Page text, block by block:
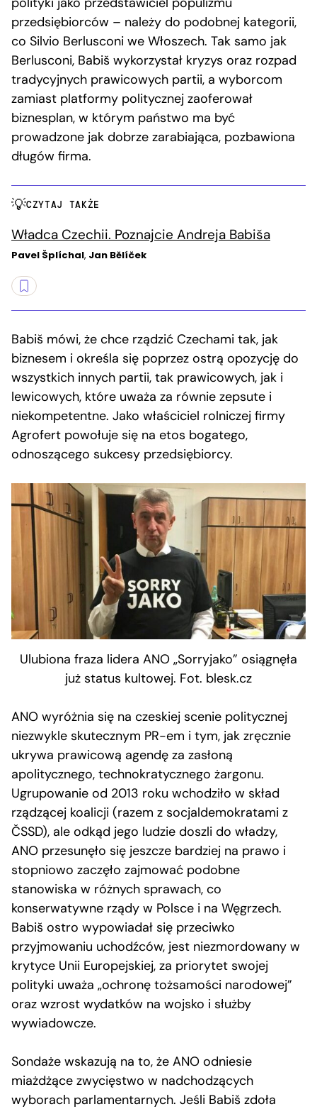
przedsiębiorców – należy do podobnej kategorii,
co Silvio Berlusconi we Włoszech. Tak samo jak
Berlusconi, Babiš wykorzystał kryzys oraz rozpad
tradycyjnych prawicowych partii, a wyborcom
zamiast platformy politycznej zaoferował
biznesplan, w którym państwo ma być
prowadzone jak dobrze zarabiająca, pozbawiona
długów firma.
CZYTAJ TAKŻE
Władca Czechii. Poznajcie Andreja Babiša
Pavel Šplíchal, Jan Bělíček
Babiš mówi, że chce rządzić Czechami tak, jak
biznesem i określa się poprzez ostrą opozycję do
wszystkich innych partii, tak prawicowych, jak i
lewicowych, które uważa za równie zepsute i
niekompetentne. Jako właściciel rolniczej firmy
Agrofert powołuje się na etos bogatego,
odnoszącego sukcesy przedsiębiorcy.
Ulubiona fraza lidera ANO „Sorryjako” osiągnęła
już status kultowej. Fot. blesk.cz
ANO wyróżnia się na czeskiej scenie politycznej
niezwykle skutecznym PR-em i tym, jak zręcznie
ukrywa prawicową agendę za zasłoną
apolitycznego, technokratycznego żargonu.
Ugrupowanie od 2013 roku wchodziło w skład
rządzącej koalicji (razem z socjaldemokratami z
ČSSD), ale odkąd jego ludzie doszli do władzy,
ANO przesunęło się jeszcze bardziej na prawo i
stopniowo zaczęło zajmować podobne
stanowiska w różnych sprawach, co
konserwatywne rządy w Polsce i na Węgrzech.
Babiš ostro wypowiadał się przeciwko
przyjmowaniu uchodźców, jest niezmordowany w
krytyce Unii Europejskiej, za priorytet swojej
polityki uważa „ochronę tożsamości narodowej”
oraz wzrost wydatków na wojsko i służby
wywiadowcze.
Sondaże wskazują na to, że ANO odniesie
miażdżące zwycięstwo w nadchodzących
wyborach parlamentarnych. Jeśli Babiš zdoła